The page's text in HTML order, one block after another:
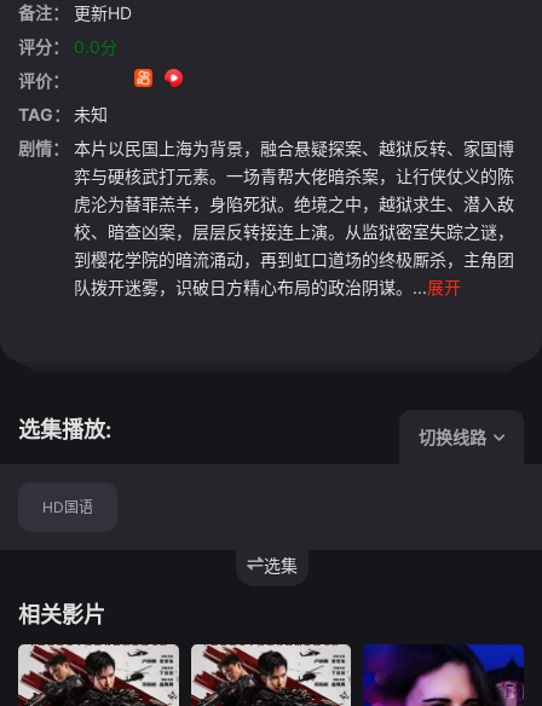
备注：
更新HD
评分：
0.0分
评价：
TAG：
未知
剧情：
本片以民国上海为背景，融合悬疑探案、越狱反转、家国博
弈与硬核武打元素。一场青帮大佬暗杀案，让行侠仗义的陈
虎沦为替罪羔羊，身陷死狱。绝境之中，越狱求生、潜入敌
校、暗查凶案，层层反转接连上演。从监狱密室失踪之谜，
到樱花学院的暗流涌动，再到虹口道场的终极厮杀，主角团
队拨开迷雾，识破日方精心布局的政治阴谋。...展开
选集播放: 切换线路
选集
HD国语
相关影片